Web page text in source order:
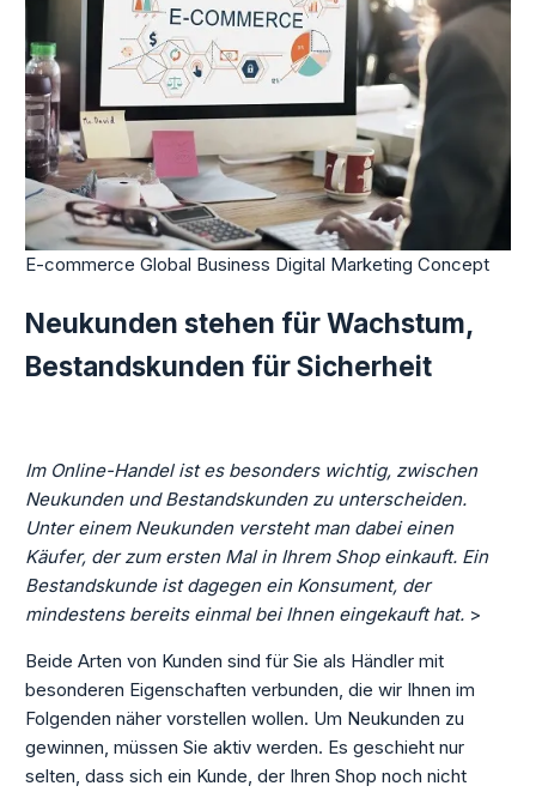
E-commerce Global Business Digital Marketing Concept
Neukunden stehen für Wachstum,
Bestandskunden für Sicherheit
Im Online-Handel ist es besonders wichtig, zwischen
Neukunden und Bestandskunden zu unterscheiden.
Unter einem Neukunden versteht man dabei einen
Käufer, der zum ersten Mal in Ihrem Shop einkauft. Ein
Bestandskunde ist dagegen ein Konsument, der
mindestens bereits einmal bei Ihnen eingekauft hat. >
Beide Arten von Kunden sind für Sie als Händler mit
besonderen Eigenschaften verbunden, die wir Ihnen im
Folgenden näher vorstellen wollen. Um Neukunden zu
gewinnen, müssen Sie aktiv werden. Es geschieht nur
selten, dass sich ein Kunde, der Ihren Shop noch nicht